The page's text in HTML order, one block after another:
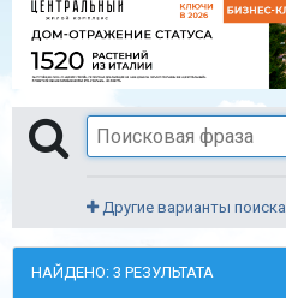
Другие варианты поиска
НАЙДЕНО: 3 РЕЗУЛЬТАТА